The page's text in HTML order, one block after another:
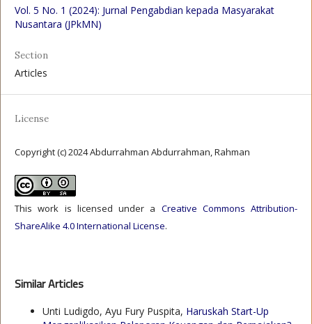
Vol. 5 No. 1 (2024): Jurnal Pengabdian kepada Masyarakat
Nusantara (JPkMN)
Section
Articles
License
Copyright (c) 2024 Abdurrahman Abdurrahman, Rahman
This work is licensed under a Creative Commons Attribution-
ShareAlike 4.0 International License.
Similar Articles
Unti Ludigdo, Ayu Fury Puspita, Haruskah Start-Up